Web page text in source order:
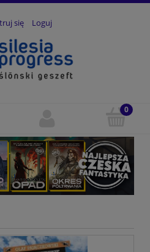
się Loguj